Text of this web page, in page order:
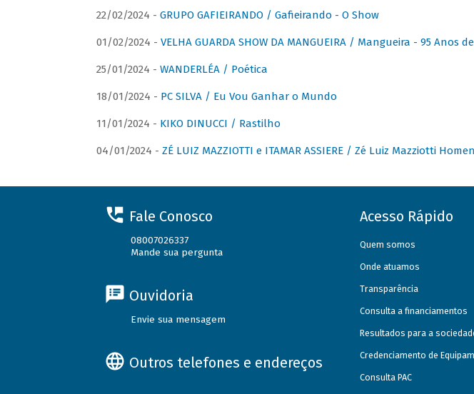
22/02/2024 - GRUPO GAFIEIRANDO / Gafieirando - O Show
01/02/2024 - VELHA GUARDA SHOW DA MANGUEIRA / Mangueira - 95 Anos
25/01/2024 - WANDERLÉA / Poética
18/01/2024 - PC SILVA / Eu Vou Ganhar o Mundo
11/01/2024 - KIKO DINUCCI / Rastilho
04/01/2024 - ZÉ LUIZ MAZZIOTTI e ITAMAR ASSIERE / Zé Luiz Mazziotti
Fale Conosco
08007026337
Mande sua pergunta
Ouvidoria
Envie sua mensagem
Outros telefones e endereços
Acesso Rápido
Quem somos
Onde atuamos
Transparência
Consulta a financiamentos
Resultados para a
Credenciamento de
Consulta PAC